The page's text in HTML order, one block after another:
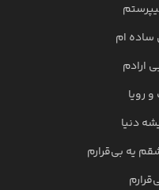
ام
ارادم
رویا
دنیا
یه بی‌قرارم